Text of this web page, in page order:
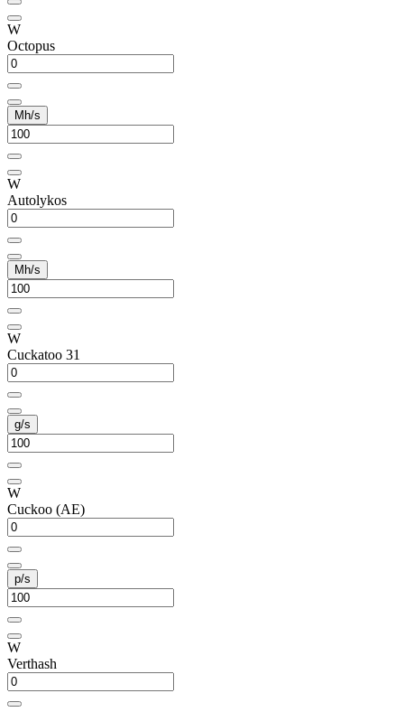
W
Octopus
Mh/s
W
Autolykos
Mh/s
W
Cuckatoo 31
g/s
W
Cuckoo (AE)
p/s
W
Verthash